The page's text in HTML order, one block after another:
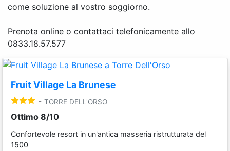
come soluzione al vostro soggiorno.
Prenota online o contattaci telefonicamente allo
0833.18.57.577
Fruit Village La Brunese
- TORRE DELL'ORSO
Ottimo 8/10
Confortevole resort in un'antica masseria ristrutturata del
1500